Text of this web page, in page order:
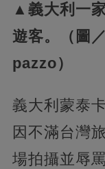
▲義大利一
遊客。（圖
pazzo）
義大利蒙泰
因不滿台灣
場拍攝並辱